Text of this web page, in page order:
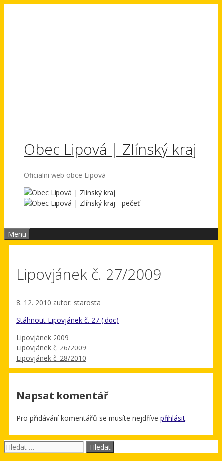
Obec Lipová | Zlínský kraj
Oficiální web obce Lipová
Menu
Lipovjánek č. 27/2009
8. 12. 2010 autor: starosta
Stáhnout Lipovjánek č. 27 (.doc)
Rubriky
Lipovjánek 2009
Lipovjánek č. 26/2009
Lipovjánek č. 28/2010
Napsat komentář
Pro přidávání komentářů se musíte nejdříve přihlásit.
Hledat: